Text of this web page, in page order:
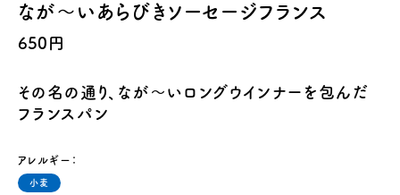
なが～いあらびきソーセージフランス
650円
その名の通り、なが～いロングウインナーを包んだ
フランスパン
アレルギー：
小麦